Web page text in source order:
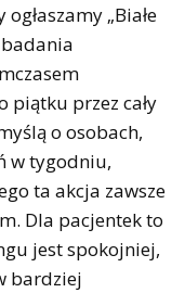
„Białe
badania
piątku przez cały
o osobach,
w tygodniu,
ta akcja zawsze
Dla pacjentek to
jest spokojniej,
bardziej